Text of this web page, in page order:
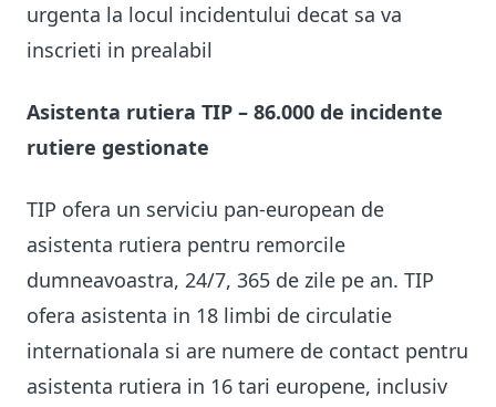
urgenta la locul incidentului decat sa va
inscrieti in prealabil
Asistenta rutiera TIP – 86.000 de incidente
rutiere gestionate
TIP ofera un serviciu pan-european de
asistenta rutiera pentru remorcile
dumneavoastra, 24/7, 365 de zile pe an. TIP
ofera asistenta in 18 limbi de circulatie
internationala si are numere de contact pentru
asistenta rutiera in 16 tari europene, inclusiv